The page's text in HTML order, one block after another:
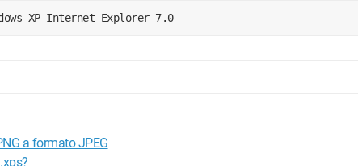
XP Internet Explorer 7.0
a formato JPEG